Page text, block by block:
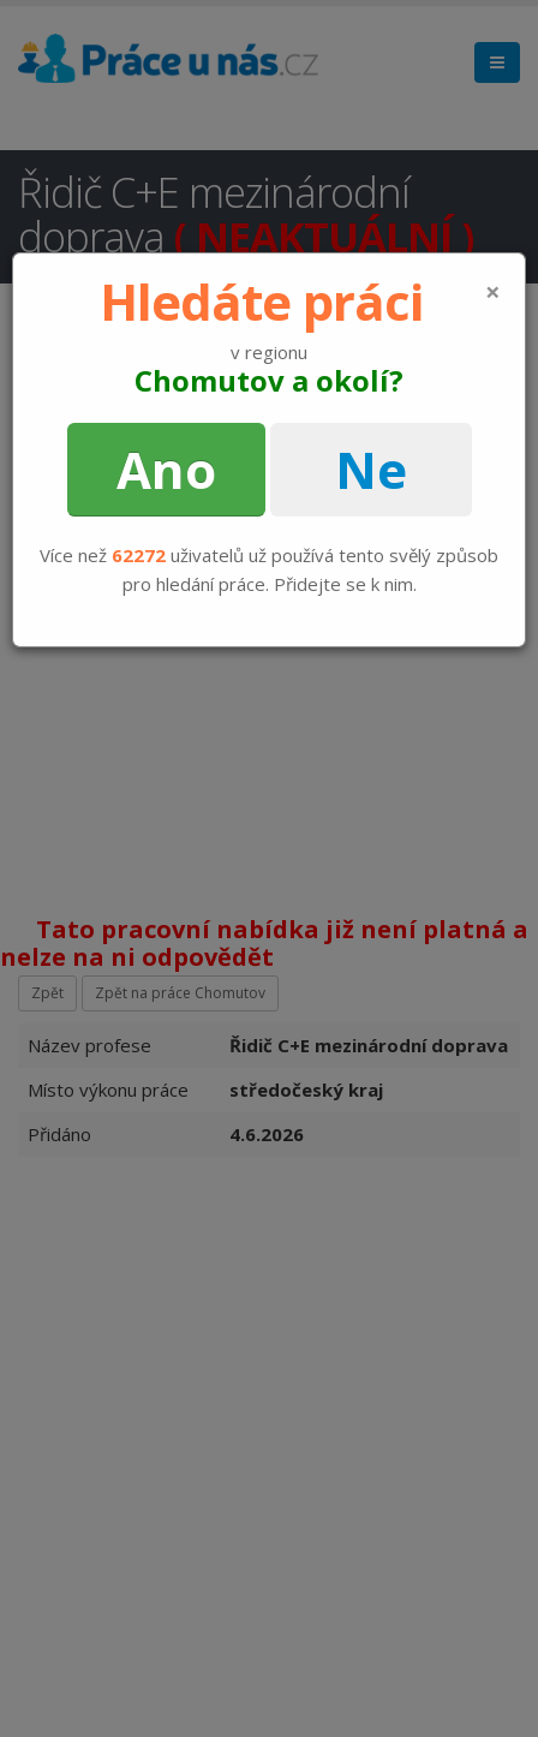
Řidič C+E mezinárodní
doprava ( NEAKTUÁLNÍ )
Tato pracovní nabídka již není platná a
nelze na ni odpovědět
Zpět Zpět na práce Chomutov
Název profese
Řidič C+E mezinárodní doprava
Místo výkonu práce
středočeský kraj
Přidáno
4.6.2026
×
Hledáte práci
v regionu
Chomutov a okolí?
Ano Ne
Více než 62272 uživatelů už používá tento svělý způsob
pro hledání práce. Přidejte se k nim.